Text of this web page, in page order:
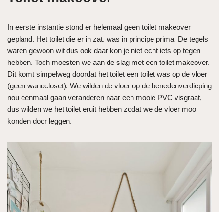
In eerste instantie stond er helemaal geen toilet makeover
gepland. Het toilet die er in zat, was in principe prima. De tegels
waren gewoon wit dus ook daar kon je niet echt iets op tegen
hebben. Toch moesten we aan de slag met een toilet makeover.
Dit komt simpelweg doordat het toilet een toilet was op de vloer
(geen wandcloset). We wilden de vloer op de benedenverdieping
nou eenmaal gaan veranderen naar een mooie PVC visgraat,
dus wilden we het toilet eruit hebben zodat we de vloer mooi
konden door leggen.